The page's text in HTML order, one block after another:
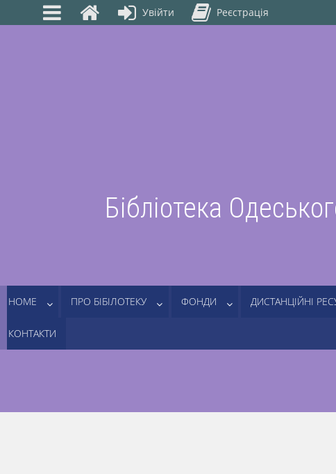
Бібліотека
HOME ПРО БІБІЛОТЕКУ ФОНДИ ДИСТАНЦІЙНІ
КОНТАКТИ
Увійти Реєстрація